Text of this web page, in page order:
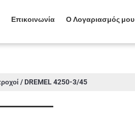
Επικοινωνία Ο Λογαριασμός μου
/ DREMEL 4250-3/45